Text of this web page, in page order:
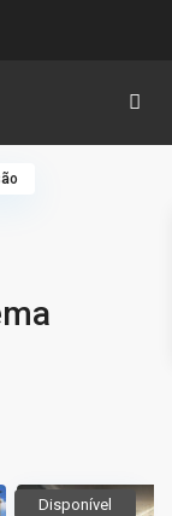
Disponível